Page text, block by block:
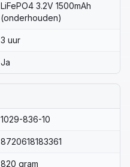
LiFePO4 3.2V 1500mAh
(onderhouden)
3 uur
Ja
1029-836-10
8720618183361
820 gram